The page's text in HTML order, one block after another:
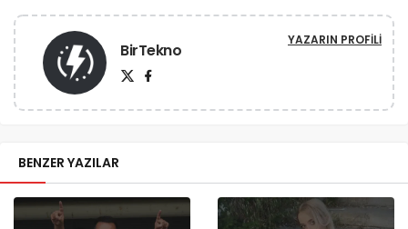
BirTekno YAZARIN PROFILI
BENZER YAZILAR